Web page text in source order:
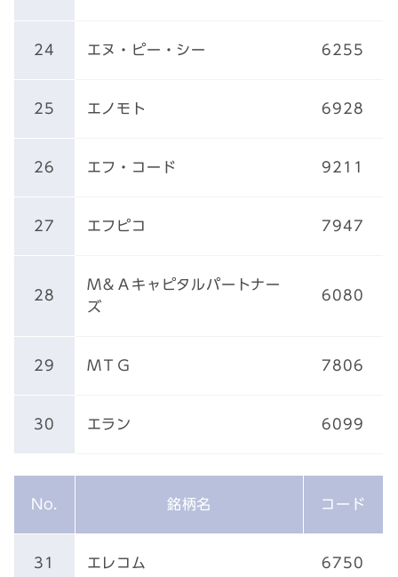
24 エヌ・ピー・シー 6255
25 エノモト 6928
26 エフ・コード 9211
27 エフピコ 7947
28
Ｍ＆Ａキャピタルパートナー
ズ
6080
29 ＭＴＧ 7806
30 エラン 6099
No. 銘柄名 コード
31 エレコム 6750